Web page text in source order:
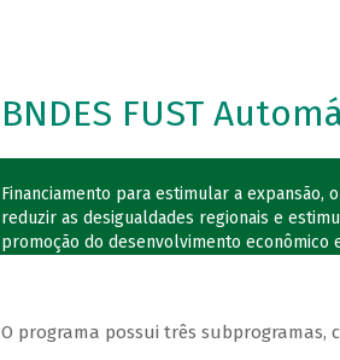
BNDES FUST
Financiamento para estimular a expansão,
reduzir as desigualdades regionais e
promoção do desenvolvimento econômico
O programa possui três subprogramas,